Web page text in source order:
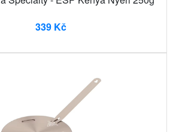
339 Kč